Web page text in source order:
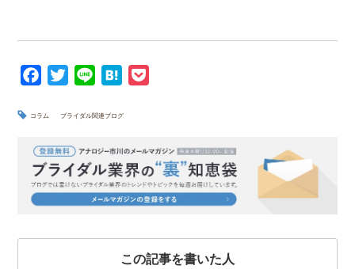
c
b
o
o
i
t
e
r
n
H
t
n
a
e
t
コラム ブライダル関連ブログ
この記事を書いた人